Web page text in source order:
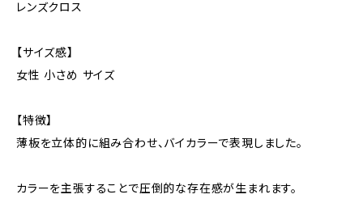
レンズクロス
【サイズ感】
女性 小さめ サイズ
【特徴】
薄板を立体的に組み合わせ、バイカラーで表現しました。
カラーを主張することで圧倒的な存在感が生まれます。